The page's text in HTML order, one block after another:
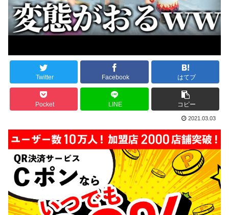
Twitter Facebook はてブ
Pocket LINE コピー
2021.03.03